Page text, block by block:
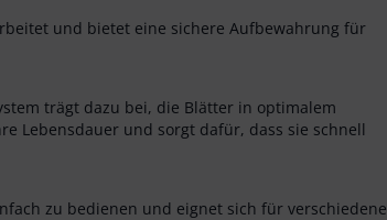
und bietet eine sichere Aufbewahrung für
trägt dazu bei, die Blätter in optimalem
Lebensdauer und sorgt dafür, dass sie schnell
zu bedienen und eignet sich für verschiedene